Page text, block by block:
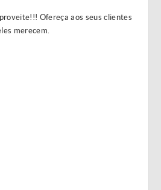
Ofereça aos seus clientes
merecem.